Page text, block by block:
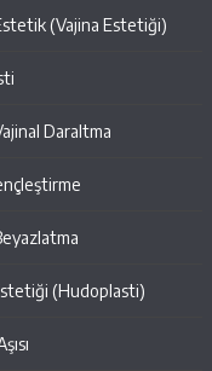
(Vajina Estetiği)
Daraltma
(Hudoplasti)